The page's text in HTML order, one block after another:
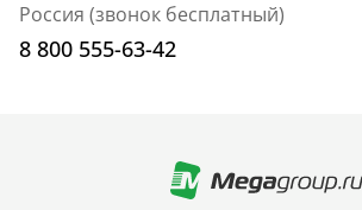
Россия (звонок бесплатный)
8 800 555-63-42
+7 (499) 705-30-10